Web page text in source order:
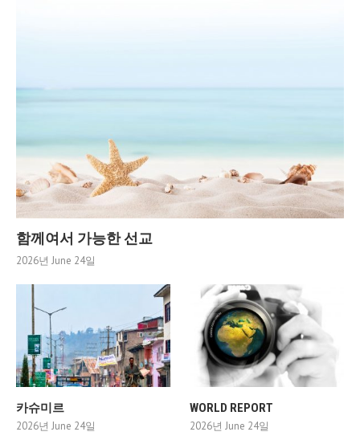
함께여서 가능한 선교
2026년 June 24일
카슈미르
2026년 June 24일
WORLD REPORT
2026년 June 24일